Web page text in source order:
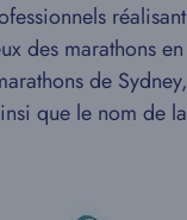
des marathons
de
que le nom de